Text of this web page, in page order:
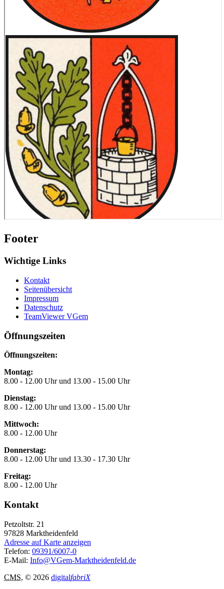
Footer
Wichtige Links
Kontakt
Seitenübersicht
Impressum
Datenschutz
TeamViewer VGem
Öffnungszeiten
Öffnungszeiten:
Montag:
8.00 - 12.00 Uhr und 13.00 - 15.00 Uhr
Dienstag:
8.00 - 12.00 Uhr und 13.00 - 15.00 Uhr
Mittwoch:
8.00 - 12.00 Uhr
Donnerstag:
8.00 - 12.00 Uhr und 13.30 - 17.30 Uhr
Freitag:
8.00 - 12.00 Uhr
Kontakt
Petzoltstr. 21
97828 Marktheidenfeld
Adresse auf Karte anzeigen
Telefon: 09391/6007-0
E-Mail: Info@VGem-Marktheidenfeld.de
CMS, © 2026 digitalfabriX